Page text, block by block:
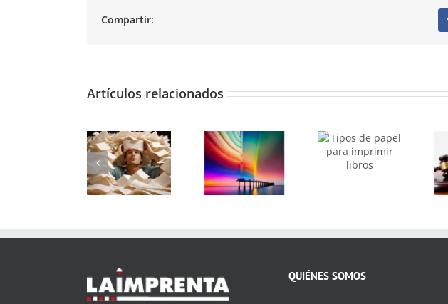
Compartir:
Artículos relacionados
Conversión
de RGB a
CMYK
Tipos de
papel para
imprimir
libros
Registrar
una obra no
QUIÉNES SOMOS